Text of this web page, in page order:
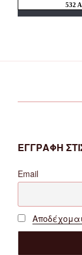
ΕΓΓΡΑΦΗ
Email